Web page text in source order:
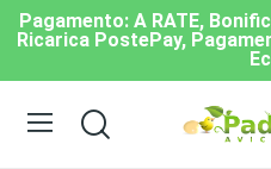
Pagamento: A RATE,
Ricarica PostePay,